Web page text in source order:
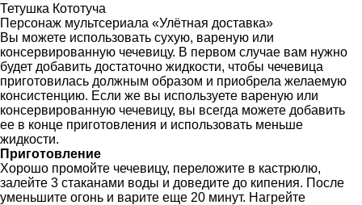
Тетушка Кототуча
Персонаж мультсериала «Улётная доставка»
Вы можете использовать сухую, вареную или
консервированную чечевицу. В первом случае вам нужно
будет добавить достаточно жидкости, чтобы чечевица
приготовилась должным образом и приобрела желаемую
консистенцию. Если же вы используете вареную или
консервированную чечевицу, вы всегда можете добавить
ее в конце приготовления и использовать меньше
жидкости.
Приготовление
Хорошо промойте чечевицу, переложите в кастрюлю,
залейте 3 стаканами воды и доведите до кипения. После
уменьшите огонь и варите еще 20 минут. Нагрейте